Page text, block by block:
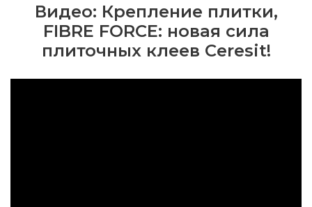
Видео: Крепление плитки,
FIBRE FORCE: новая сила
плиточных клеев Ceresit!